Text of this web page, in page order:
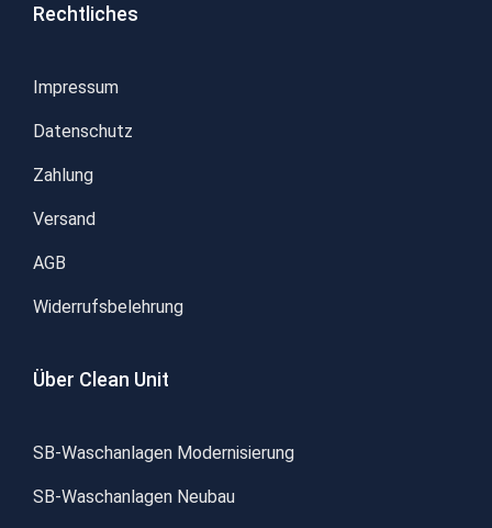
Rechtliches
Impressum
Datenschutz
Zahlung
Versand
AGB
Widerrufsbelehrung
Über Clean Unit
SB-Waschanlagen Modernisierung
SB-Waschanlagen Neubau